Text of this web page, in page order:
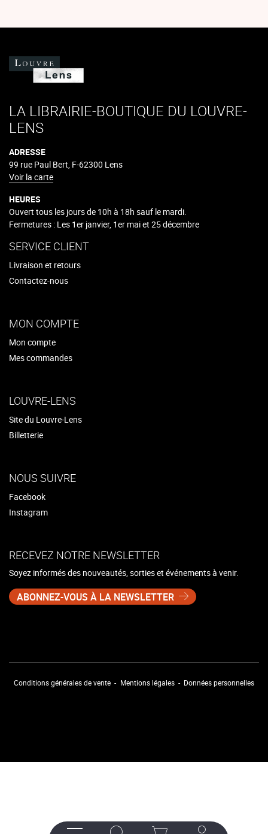
LA LIBRAIRIE-BOUTIQUE DU LOUVRE-
LENS
ADRESSE
99 rue Paul Bert, F-62300 Lens
Voir la carte
HEURES
Ouvert tous les jours de 10h à 18h sauf le mardi.
Fermetures : Les 1er janvier, 1er mai et 25 décembre
SERVICE CLIENT
Livraison et retours
Contactez-nous
MON COMPTE
Mon compte
Mes commandes
LOUVRE-LENS
Site du Louvre-Lens
Billetterie
NOUS SUIVRE
Facebook
Instagram
RECEVEZ NOTRE NEWSLETTER
Soyez informés des nouveautés, sorties et événements à venir.
ABONNEZ-VOUS À LA NEWSLETTER
Conditions générales de vente Mentions légales Données personnelles